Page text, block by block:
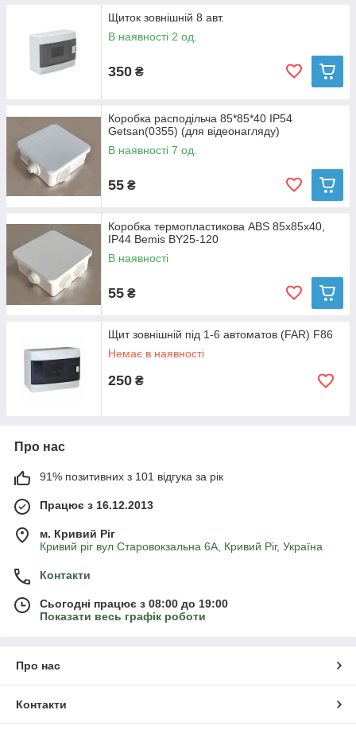
Щиток зовнішній 8 авт.
В наявності 2 од.
350 ₴
Коробка расподільча 85*85*40 IP54
Getsan(0355) (для відеонагляду)
В наявності 7 од.
55 ₴
Коробка термопластикова ABS 85x85x40,
IP44 Bemis BY25-120
В наявності
55 ₴
Щит зовнішній під 1-6 автоматов (FAR) F86
Немає в наявності
250 ₴
Про нас
91% позитивних з 101 відгука за рік
Працює з 16.12.2013
м. Кривий Ріг
Кривий ріг вул Старовокзальна 6А, Кривий Ріг, Україна
Контакти
Сьогодні працює з 08:00 до 19:00
Показати весь графік роботи
Про нас
Контакти